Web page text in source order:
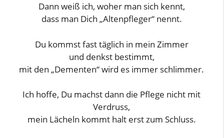
Dann weiß ich, woher man sich kennt,
dass man Dich „Altenpfleger“ nennt.
Du kommst fast täglich in mein Zimmer
und denkst bestimmt,
mit den „Dementen“ wird es immer schlimmer.
Ich hoffe, Du machst dann die Pflege nicht mit
Verdruss,
mein Lächeln kommt halt erst zum Schluss.